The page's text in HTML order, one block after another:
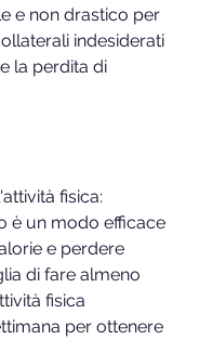
e non drastico per
indesiderati
la perdita di
fisica:
è un modo efficace
e perdere
di fare almeno
fisica
per ottenere